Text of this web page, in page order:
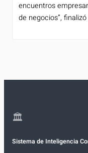
encuentros
de negocios”,
🏛
Sistema de Inteligencia